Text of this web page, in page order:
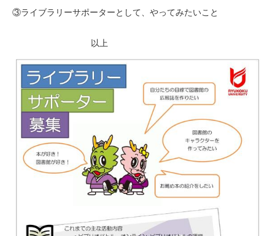
③ライブラリーサポーターとして、やってみたいこと
以上